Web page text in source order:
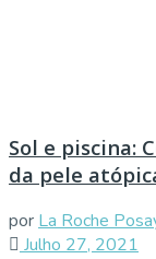
Sol e piscina:
da pele
por La Roche
Julho 27, 2021